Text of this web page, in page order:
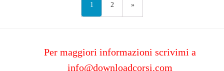
1 2 »
Per maggiori informazioni scrivimi a
info@downloadcorsi.com